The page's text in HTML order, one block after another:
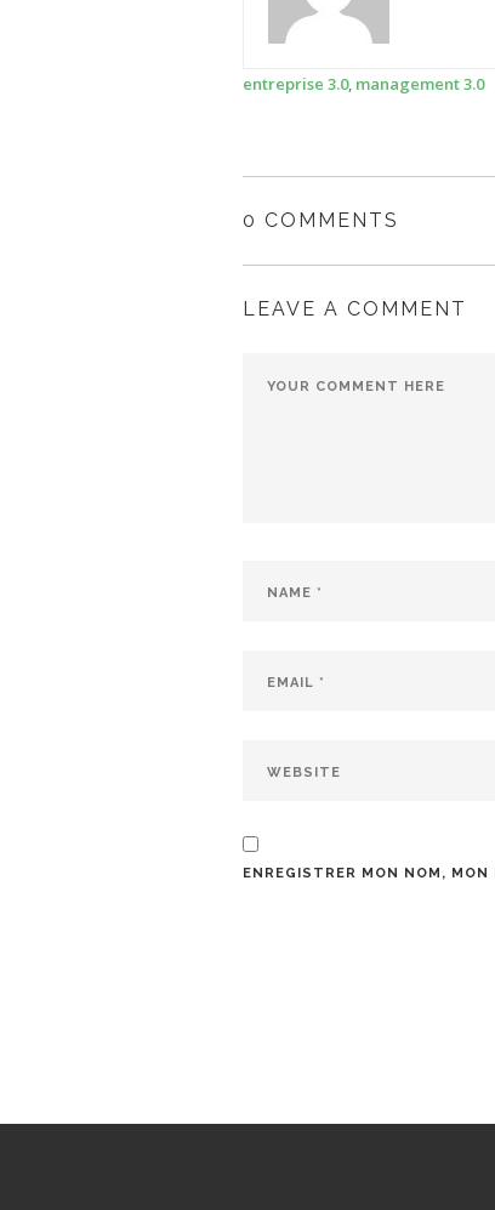
entreprise 3.0, management 3.0
0 COMMENTS
LEAVE A COMMENT
ENREGISTRER MON NOM,